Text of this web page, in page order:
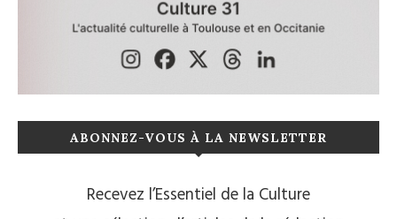
ABONNEZ-VOUS À LA NEWSLETTER
Recevez l’Essentiel de la Culture